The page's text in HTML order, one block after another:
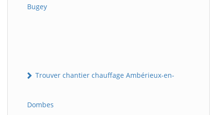
Bugey
Trouver chantier chauffage Ambérieux-en-
Dombes